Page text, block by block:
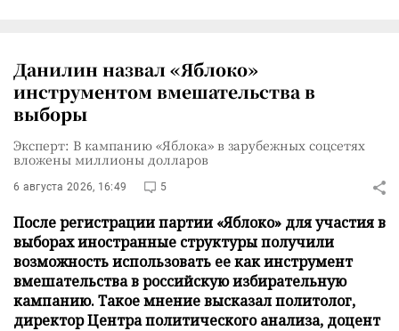
Данилин назвал «Яблоко»
инструментом вмешательства в
выборы
Эксперт: В кампанию «Яблока» в зарубежных соцсетях
вложены миллионы долларов
6 августа 2026, 16:49 5
После регистрации партии «Яблоко» для участия в
выборах иностранные структуры получили
возможность использовать ее как инструмент
вмешательства в российскую избирательную
кампанию. Такое мнение высказал политолог,
директор Центра политического анализа, доцент